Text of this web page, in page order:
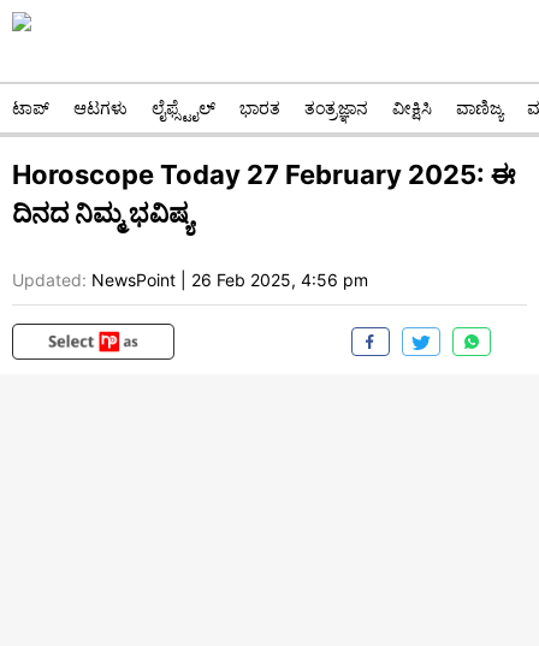
ಟಾಪ್ ಆಟಗಳು ಲೈಫ್ಸ್ಟೈಲ್ ಭಾರತ ತಂತ್ರಜ್ಞಾನ ವೀಕ್ಷಿಸಿ ವಾಣಿಜ್ಯ
Horoscope Today 27 February 2025: ಈ
ದಿನದ ನಿಮ್ಮ ಭವಿಷ್ಯ
Updated: NewsPoint 26 Feb 2025, 4:56 pm